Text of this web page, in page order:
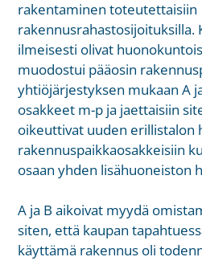
rakentaminen toteutettaisiin
rakennusrahastosijoituksilla.
ilmeisesti olivat
muodostui pääosin
yhtiöjärjestyksen mukaan A
osakkeet m-p ja jaettaisiin
oikeuttivat uuden erillistalon
rakennuspaikkaosakkeisiin
osaan yhden lisähuoneiston
A ja B aikoivat myydä
siten, että kaupan
käyttämä rakennus oli